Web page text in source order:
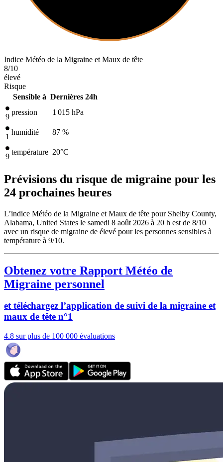
Indice Météo de la Migraine et Maux de tête
8/10
élevé
Risque
Sensible à Dernières 24h
9
pression 1 015 hPa
1
humidité 87 %
9
température 20°C
Prévisions du risque de migraine pour les
24 prochaines heures
L’indice Météo de la Migraine et Maux de tête pour Shelby County,
Alabama, United States le samedi 8 août 2026 à 20 h est de 8/10
avec un risque de migraine de élevé pour les personnes sensibles à
température à 9/10.
Obtenez votre Rapport Météo de
Migraine personnel
et téléchargez l’application de suivi de la migraine et
maux de tête n°1
4.8 sur plus de 100 000 évaluations